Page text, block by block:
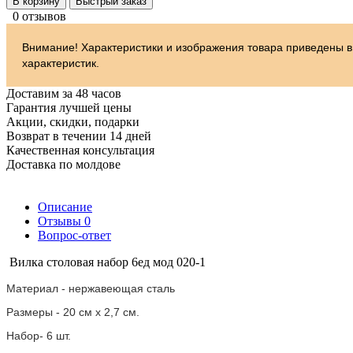
0 отзывов
Внимание! Характеристики и изображения товара приведены
характеристик.
Доставим за 48 часов
Гарантия лучшей цены
Акции, скидки, подарки
Возврат в течении 14 дней
Качественная консультация
Доставка по молдове
Описание
Отзывы 0
Вопрос-ответ
Вилка столовая набор 6ед мод 020-1
Материал - нержавеющая сталь
Размеры - 20 см х 2,7 см.
Набор- 6 шт.